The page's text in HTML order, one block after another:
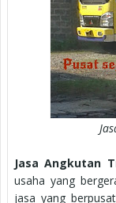
Jasa Angkutan
usaha yang
jasa yang